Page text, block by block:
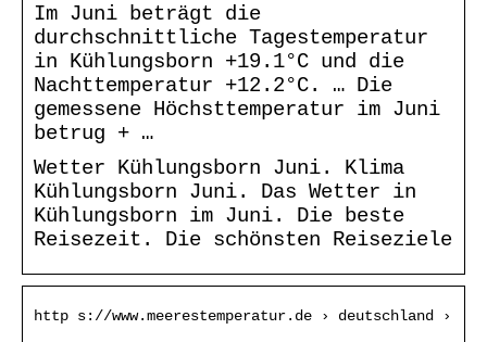
Im Juni beträgt die
durchschnittliche Tagestemperatur
in Kühlungsborn +19.1°C und die
Nachttemperatur +12.2°C. … Die
gemessene Höchsttemperatur im Juni
betrug + …
Wetter Kühlungsborn Juni. Klima
Kühlungsborn Juni. Das Wetter in
Kühlungsborn im Juni. Die beste
Reisezeit. Die schönsten Reiseziele
http s://www.meerestemperatur.de › deutschland ›